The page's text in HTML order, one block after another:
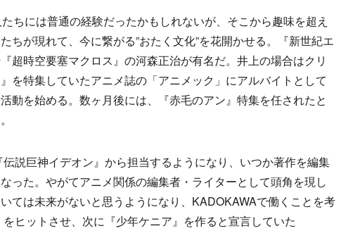
ちには普通の経験だったかもしれないが、そこから趣味を超え
ちが現れて、今に繋がる”おたく文化”を花開かせる。『新世紀エ
超時空要塞マクロス』の河森正治が有名だ。井上の場合はクリ
を特集していたアニメ誌の「アニメック」にアルバイトとして
動を始める。数ヶ月後には、『赤毛のアン』特集を任されたと
伝説巨神イデオン』から担当するようになり、いつか著作を編集
った。やがてアニメ関係の編集者・ライターとして頭角を現し
ては未来がないと思うようになり、KADOKAWAで働くことを考
ヒットさせ、次に『少年ケニア』を作ると宣言していた